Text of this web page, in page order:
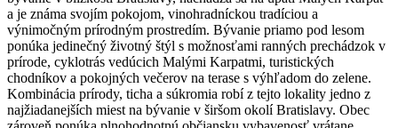
a je známa svojím pokojom, vinohradníckou tradíciou a
výnimočným prírodným prostredím. Bývanie priamo pod lesom
ponúka jedinečný životný štýl s možnosťami ranných prechádzok v
prírode, cyklotrás vedúcich Malými Karpatmi, turistických
chodníkov a pokojných večerov na terase s výhľadom do zelene.
Kombinácia prírody, ticha a súkromia robí z tejto lokality jedno z
najžiadanejších miest na bývanie v širšom okolí Bratislavy. Obec